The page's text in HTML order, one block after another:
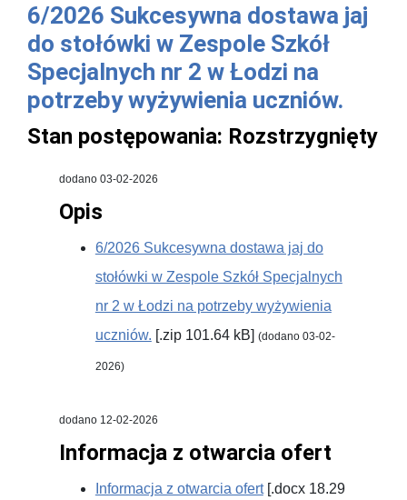
6/2026 Sukcesywna dostawa jaj
do stołówki w Zespole Szkół
Specjalnych nr 2 w Łodzi na
potrzeby wyżywienia uczniów.
Stan postępowania: Rozstrzygnięty
dodano 03-02-2026
Opis
6/2026 Sukcesywna dostawa jaj do
stołówki w Zespole Szkół Specjalnych
nr 2 w Łodzi na potrzeby wyżywienia
uczniów. [.zip 101.64 kB] (dodano 03-02-
2026)
dodano 12-02-2026
Informacja z otwarcia ofert
Informacja z otwarcia ofert[.docx 18.29